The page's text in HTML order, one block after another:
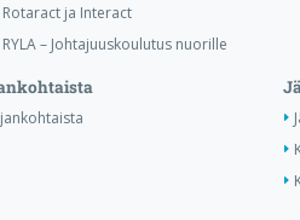
Rotaract ja Interact
RYLA – Johtajuuskoulutus nuorille